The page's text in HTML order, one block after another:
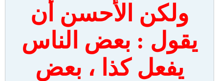
ولكن الأحسن أن
يقول : بعض الناس
يفعل كذا ، بعض